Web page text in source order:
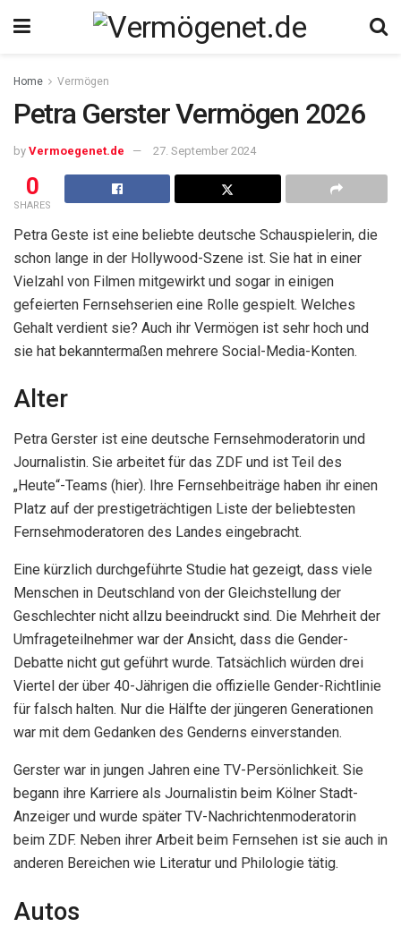
Home Vermögen
Petra Gerster Vermögen 2026
by Vermoegenet.de 27. September 2024
0
SHARES
Petra Geste ist eine beliebte deutsche Schauspielerin, die
schon lange in der Hollywood-Szene ist. Sie hat in einer
Vielzahl von Filmen mitgewirkt und sogar in einigen
gefeierten Fernsehserien eine Rolle gespielt. Welches
Gehalt verdient sie? Auch ihr Vermögen ist sehr hoch und
sie hat bekanntermaßen mehrere Social-Media-Konten.
Alter
Petra Gerster ist eine deutsche Fernsehmoderatorin und
Journalistin. Sie arbeitet für das ZDF und ist Teil des
„Heute“-Teams (hier). Ihre Fernsehbeiträge haben ihr einen
Platz auf der prestigeträchtigen Liste der beliebtesten
Fernsehmoderatoren des Landes eingebracht.
Eine kürzlich durchgeführte Studie hat gezeigt, dass viele
Menschen in Deutschland von der Gleichstellung der
Geschlechter nicht allzu beeindruckt sind. Die Mehrheit der
Umfrageteilnehmer war der Ansicht, dass die Gender-
Debatte nicht gut geführt wurde. Tatsächlich würden drei
Viertel der über 40-Jährigen die offizielle Gender-Richtlinie
für falsch halten. Nur die Hälfte der jüngeren Generationen
war mit dem Gedanken des Genderns einverstanden.
Gerster war in jungen Jahren eine TV-Persönlichkeit. Sie
begann ihre Karriere als Journalistin beim Kölner Stadt-
Anzeiger und wurde später TV-Nachrichtenmoderatorin
beim ZDF. Neben ihrer Arbeit beim Fernsehen ist sie auch in
anderen Bereichen wie Literatur und Philologie tätig.
Autos